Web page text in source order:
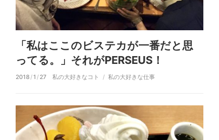
2018 /1 / 27
「私はここのビステカが一番だと思
ってる。」それがPERSEUS！
私の大好きなコト 私の大好きな仕事